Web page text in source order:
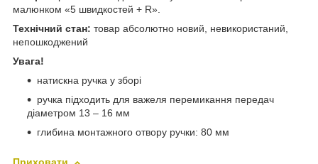
малюнком «5 швидкостей + R».
Технічний стан: товар абсолютно новий, невикористаний,
непошкоджений
Увага!
натискна ручка у зборі
ручка підходить для важеля перемикання передач
діаметром 13 – 16 мм
глибина монтажного отвору ручки: 80 мм